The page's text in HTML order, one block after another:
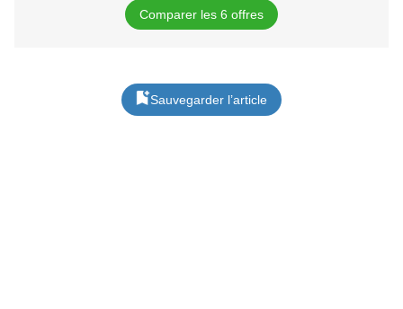
Comparer les 6 offres
Sauvegarder l’article